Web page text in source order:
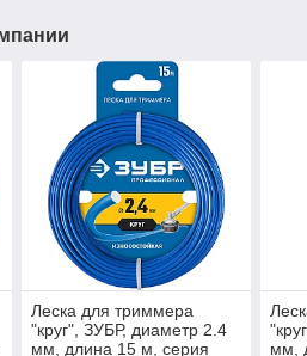
Леска для триммера
"круг", ЗУБР, диаметр 2.4
мм, длина 15 м, серия
мм,